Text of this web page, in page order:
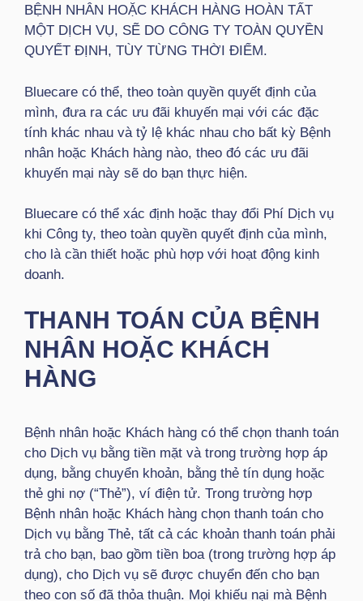
BỆNH NHÂN HOẶC KHÁCH HÀNG HOÀN TẤT
MỘT DỊCH VỤ, SẼ DO CÔNG TY TOÀN QUYỀN
QUYẾT ĐỊNH, TÙY TỪNG THỜI ĐIỂM.
Bluecare có thể, theo toàn quyền quyết định của
mình, đưa ra các ưu đãi khuyến mại với các đặc
tính khác nhau và tỷ lệ khác nhau cho bất kỳ Bệnh
nhân hoặc Khách hàng nào, theo đó các ưu đãi
khuyến mại này sẽ do bạn thực hiện.
Bluecare có thể xác định hoặc thay đổi Phí Dịch vụ
khi Công ty, theo toàn quyền quyết định của mình,
cho là cần thiết hoặc phù hợp với hoạt động kinh
doanh.
THANH TOÁN CỦA BỆNH
NHÂN HOẶC KHÁCH
HÀNG
Bệnh nhân hoặc Khách hàng có thể chọn thanh toán
cho Dịch vụ bằng tiền mặt và trong trường hợp áp
dụng, bằng chuyển khoản, bằng thẻ tín dụng hoặc
thẻ ghi nợ (“Thẻ”), ví điện tử. Trong trường hợp
Bệnh nhân hoặc Khách hàng chọn thanh toán cho
Dịch vụ bằng Thẻ, tất cả các khoản thanh toán phải
trả cho bạn, bao gồm tiền boa (trong trường hợp áp
dụng), cho Dịch vụ sẽ được chuyển đến cho bạn
theo con số đã thỏa thuận. Mọi khiếu nại mà Bệnh